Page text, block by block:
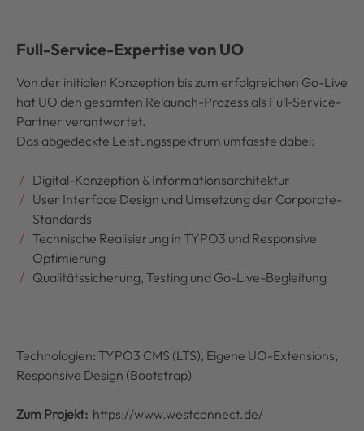
Full-Service-Expertise von UO
Von der initialen Konzeption bis zum erfolgreichen Go-Live
hat UO den gesamten Relaunch-Prozess als Full-Service-
Partner verantwortet.
Das abgedeckte Leistungsspektrum umfasste dabei:
Digital-Konzeption & Informationsarchitektur
User Interface Design und Umsetzung der Corporate-
Standards
Technische Realisierung in TYPO3 und Responsive
Optimierung
Qualitätssicherung, Testing und Go-Live-Begleitung
Technologien: TYPO3 CMS (LTS), Eigene UO-Extensions,
Responsive Design (Bootstrap)
Zum Projekt: https://www.westconnect.de/